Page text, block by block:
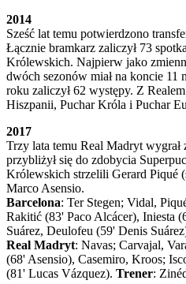
2014
Sześć lat temu potwierdzono
Łącznie bramkarz zaliczył 73
Królewskich. Najpierw jako
dwóch sezonów miał na koncie 11
roku zaliczył 62 występy. Z
Hiszpanii, Puchar Króla i Puchar
2017
Trzy lata temu Real Madryt
przybliżył się do zdobycia
Królewskich strzelili Gerard Piqué
Marco Asensio.
Barcelona: Ter Stegen; Vidal,
Rakitić (83' Paco Alcácer), Iniesta
Suárez, Deulofeu (59' Denis
Real Madryt: Navas; Carvajal,
(68' Asensio), Casemiro, Kroos;
(81' Lucas Vázquez). Trener: